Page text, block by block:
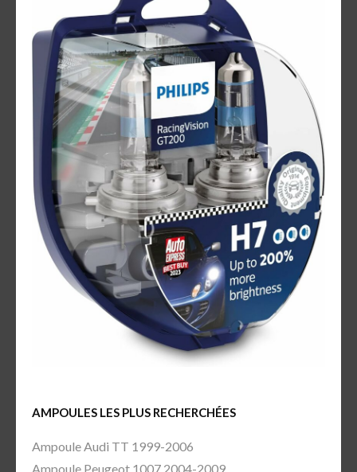
AMPOULES LES PLUS RECHERCHÉES
Ampoule Audi TT 1999-2006
Ampoule Peugeot 1007 2004-2009